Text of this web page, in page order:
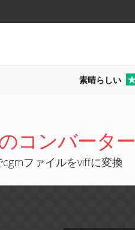
素晴らしい
コンバーター
ファイルをviffに変換